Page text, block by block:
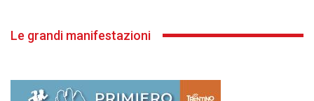
Le grandi manifestazioni